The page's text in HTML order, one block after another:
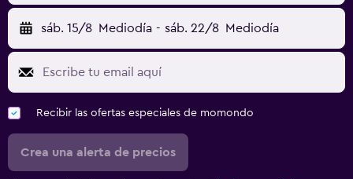
sáb. 15/8 Mediodía - sáb. 22/8 Mediodía
Recibir las ofertas especiales de momondo
Crea una alerta de precios